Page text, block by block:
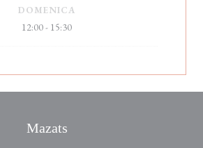
DOMENICA
12:00 - 15:30
Mazats